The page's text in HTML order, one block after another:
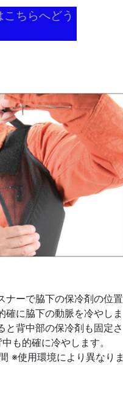
ちらへどう
ナーで脇下の保冷剤の位置
確に脇下の動脈を冷やしま
と背中部の保冷剤も固定さ
も的確に冷やします。
※使用環境により異なりま